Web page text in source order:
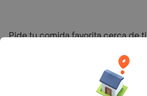
Pide tu comida favorita cerca de ti